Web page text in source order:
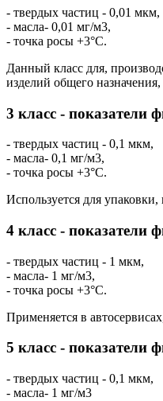
- твердых частиц - 0,01 мкм,
- масла- 0,01 мг/м3,
- точка росы +3°C.
Данный класс для,
изделий общего
3 класс - показатели
- твердых частиц - 0,1 мкм,
- масла- 0,1 мг/м3,
- точка росы +3°C.
Используется для
4 класс - показатели
- твердых частиц - 1 мкм,
- масла- 1 мг/м3,
- точка росы +3°C.
Применяется в
5 класс - показатели
- твердых частиц - 0,1 мкм,
- масла- 1 мг/м3